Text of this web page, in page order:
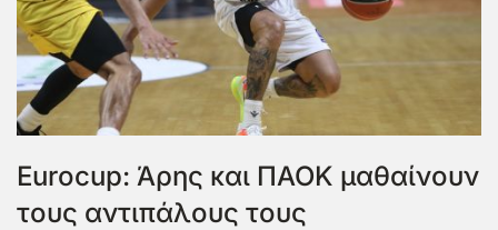
Eurocup: Άρης και ΠΑΟΚ μαθαίνουν
τους αντιπάλους τους